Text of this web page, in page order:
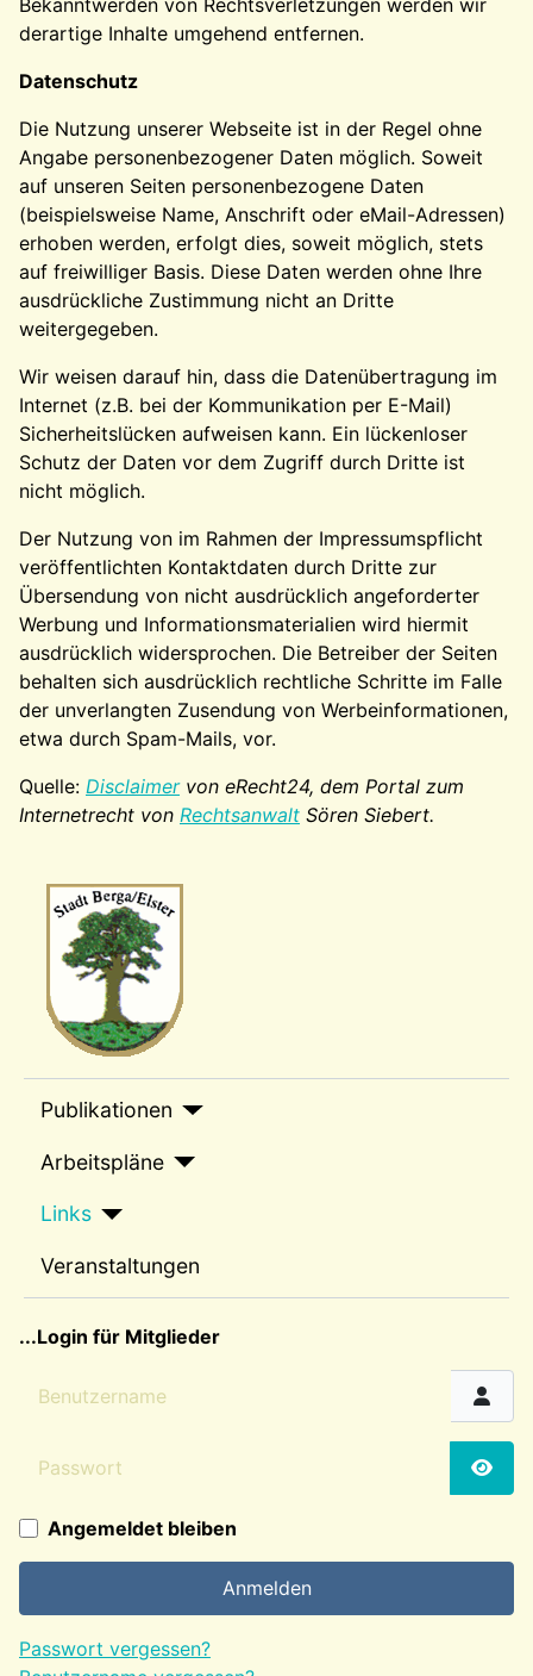
Publikationen
Arbeitspläne
Links
Veranstaltungen
...Login für Mitglieder
Benutzername
Angemeldet bleiben
Anmelden
Passwort vergessen?
derartige Inhalte umgehend entfernen.
Datenschutz
Die Nutzung unserer Webseite ist in der Regel ohne
Angabe personenbezogener Daten möglich. Soweit
auf unseren Seiten personenbezogene Daten
(beispielsweise Name, Anschrift oder eMail-Adressen)
erhoben werden, erfolgt dies, soweit möglich, stets
auf freiwilliger Basis. Diese Daten werden ohne Ihre
ausdrückliche Zustimmung nicht an Dritte
weitergegeben.
Wir weisen darauf hin, dass die Datenübertragung im
Internet (z.B. bei der Kommunikation per E-Mail)
Sicherheitslücken aufweisen kann. Ein lückenloser
Schutz der Daten vor dem Zugriff durch Dritte ist
nicht möglich.
Der Nutzung von im Rahmen der Impressumspflicht
veröffentlichten Kontaktdaten durch Dritte zur
Übersendung von nicht ausdrücklich angeforderter
Werbung und Informationsmaterialien wird hiermit
ausdrücklich widersprochen. Die Betreiber der Seiten
behalten sich ausdrücklich rechtliche Schritte im Falle
der unverlangten Zusendung von Werbeinformationen,
etwa durch Spam-Mails, vor.
Quelle: Disclaimervon eRecht24, dem Portal zum
Internetrecht von Rechtsanwalt Sören Siebert.